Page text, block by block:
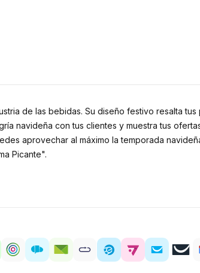
de las bebidas. Su diseño festivo resalta tus
navideña con tus clientes y muestra tus
aprovechar al máximo la temporada
Picante".